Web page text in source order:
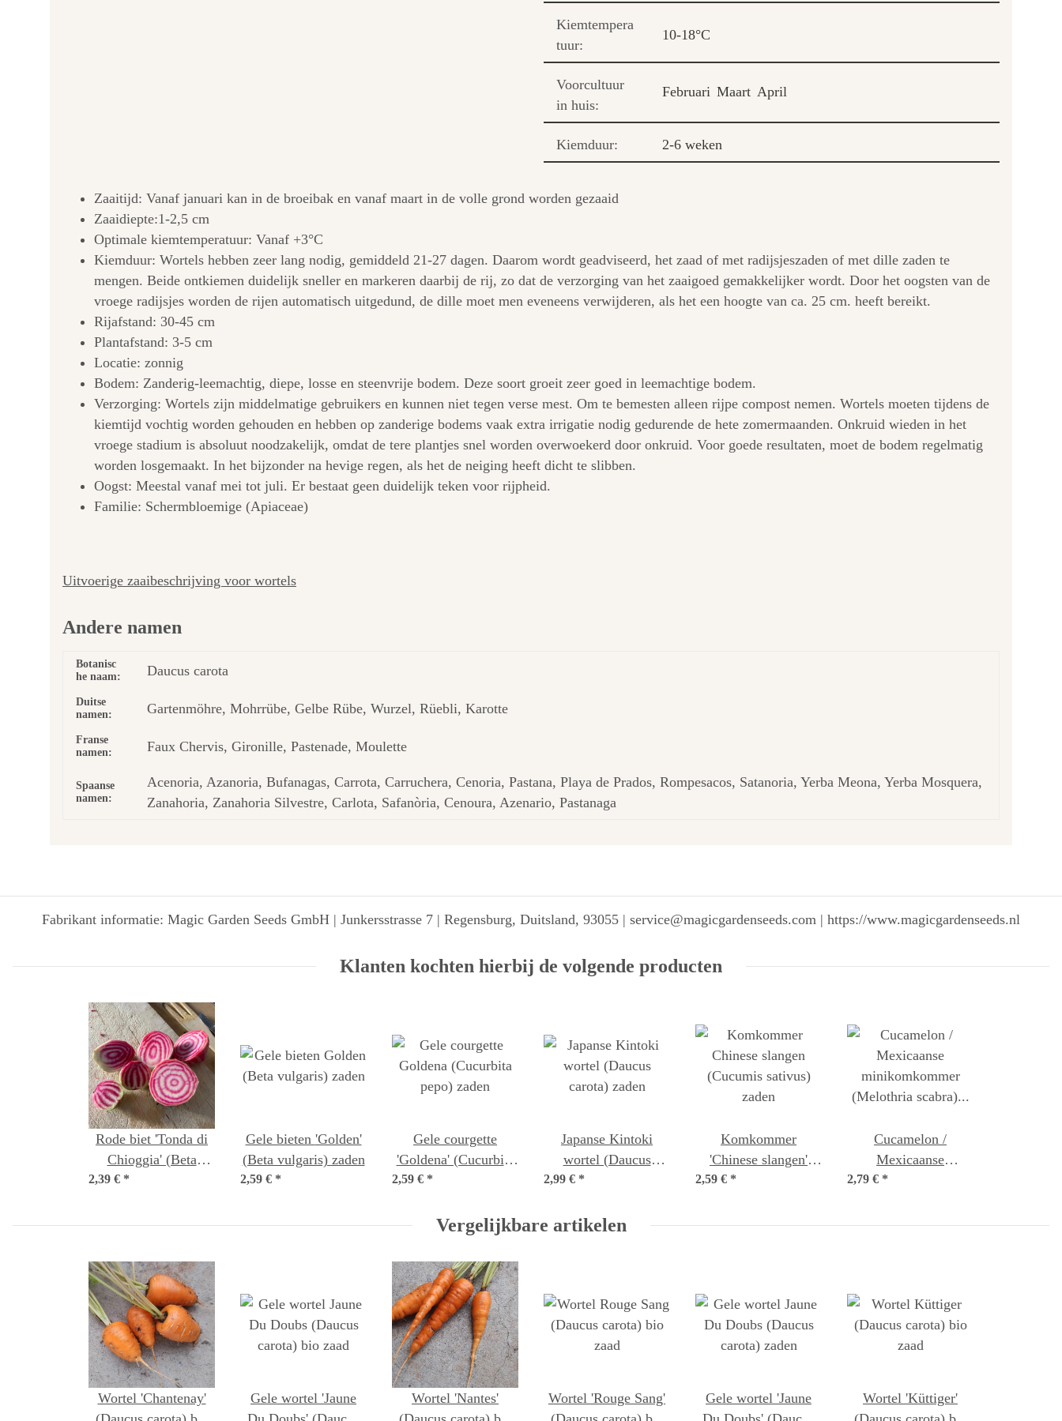
Kiemtempera
tuur:
10-18°C
Voorcultuur
in huis:
Februari Maart April
Kiemduur: 2-6 weken
Zaaitijd: Vanaf januari kan in de broeibak en vanaf maart in de volle grond worden gezaaid
Zaaidiepte:1-2,5 cm
Optimale kiemtemperatuur: Vanaf +3°C
Kiemduur: Wortels hebben zeer lang nodig, gemiddeld 21-27 dagen. Daarom wordt geadviseerd, het zaad of met radijsjeszaden of met dille zaden te
mengen. Beide ontkiemen duidelijk sneller en markeren daarbij de rij, zo dat de verzorging van het zaaigoed gemakkelijker wordt. Door het oogsten van de
vroege radijsjes worden de rijen automatisch uitgedund, de dille moet men eveneens verwijderen, als het een hoogte van ca. 25 cm. heeft bereikt.
Rijafstand: 30-45 cm
Plantafstand: 3-5 cm
Locatie: zonnig
Bodem: Zanderig-leemachtig, diepe, losse en steenvrije bodem. Deze soort groeit zeer goed in leemachtige bodem.
Verzorging: Wortels zijn middelmatige gebruikers en kunnen niet tegen verse mest. Om te bemesten alleen rijpe compost nemen. Wortels moeten tijdens de
kiemtijd vochtig worden gehouden en hebben op zanderige bodems vaak extra irrigatie nodig gedurende de hete zomermaanden. Onkruid wieden in het
vroege stadium is absoluut noodzakelijk, omdat de tere plantjes snel worden overwoekerd door onkruid. Voor goede resultaten, moet de bodem regelmatig
worden losgemaakt. In het bijzonder na hevige regen, als het de neiging heeft dicht te slibben.
Oogst: Meestal vanaf mei tot juli. Er bestaat geen duidelijk teken voor rijpheid.
Familie: Schermbloemige (Apiaceae)
Uitvoerige zaaibeschrijving voor wortels
Andere namen
Botanisc
he naam:
Daucus carota
Duitse
namen:
Gartenmöhre, Mohrrübe, Gelbe Rübe, Wurzel, Rüebli, Karotte
Franse
namen:
Faux Chervis, Gironille, Pastenade, Moulette
Spaanse
namen:
Acenoria, Azanoria, Bufanagas, Carrota, Carruchera, Cenoria, Pastana, Playa de Prados, Rompesacos, Satanoria, Yerba Meona, Yerba Mosquera,
Zanahoria, Zanahoria Silvestre, Carlota, Safanòria, Cenoura, Azenario, Pastanaga
Fabrikant informatie: Magic Garden Seeds GmbH | Junkersstrasse 7 | Regensburg, Duitsland, 93055 | service@magicgardenseeds.com | https://www.magicgardenseeds.nl
Klanten kochten hierbij de volgende producten
Rode biet 'Tonda di
Chioggia' (Beta
vulgaris) zaden
2,39 € *
Gele bieten 'Golden'
(Beta vulgaris) zaden
2,59 € *
Gele courgette
'Goldena' (Cucurbita
pepo) zaden
2,59 € *
Japanse Kintoki
wortel (Daucus
carota) zaden
2,99 € *
Komkommer
'Chinese slangen'
(Cucumis sativus)
2,59 € *
Cucamelon /
Mexicaanse
minikomkommer
zaden
2,79 € *
Vergelijkbare artikelen
Wortel 'Chantenay'
Gele wortel 'Jaune
Wortel 'Nantes'
Wortel 'Rouge Sang'
Gele wortel 'Jaune
Wortel 'Küttiger'